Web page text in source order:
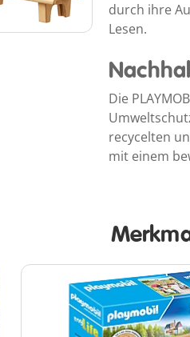
durch ihre
Lesen.
Die
recycelten
mit einem